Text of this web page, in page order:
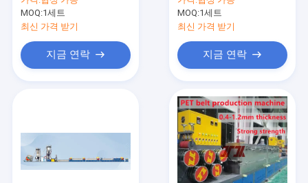
MOQ:1세트
최신 가격 받기
지금 연락
MOQ:1세트
최신 가격 받기
지금 연락